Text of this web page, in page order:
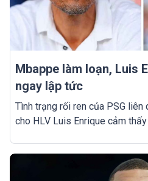
Mbappe làm loạn, Luis
ngay lập tức
Tình trạng rối ren của PSG liên quan đến Mbappe khiến
cho HLV Luis Enrique cảm